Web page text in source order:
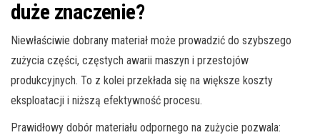
duże znaczenie?
Niewłaściwie dobrany materiał może prowadzić do szybszego
zużycia części, częstych awarii maszyn i przestojów
produkcyjnych. To z kolei przekłada się na większe koszty
eksploatacji i niższą efektywność procesu.
Prawidłowy dobór materiału odpornego na zużycie pozwala: